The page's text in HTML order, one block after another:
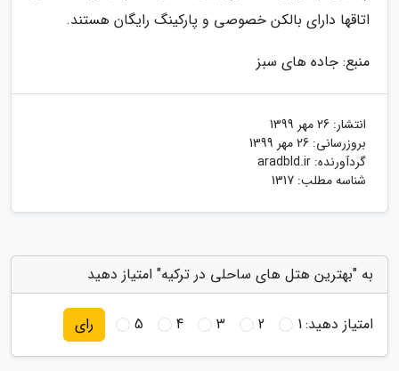
اتاقها دارای بالکن خصوصی و پارکینگ رایگان هستند.
منبع: جاده های سبز
انتشار: 26 مهر 1399
بروزرسانی: 26 مهر 1399
گردآورنده: aradbld.ir
شناسه مطلب: 1317
به "بهترین هتل های ساحلی در ترکیه" امتیاز دهید
امتیاز دهید:1
2
3
4
5 رای